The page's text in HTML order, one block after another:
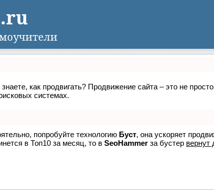
как продвигать? Продвижение сайта – это не
системах.
попробуйте технологию Буст, она ускоряет
в Топ10 за месяц, то в SeoHammer за бустер вернут